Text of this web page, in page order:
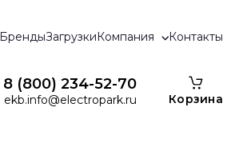
БрендыЗагрузкиКомпания Контакты
8 (800) 234-52-70
ekb.info@electropark.ru Корзина